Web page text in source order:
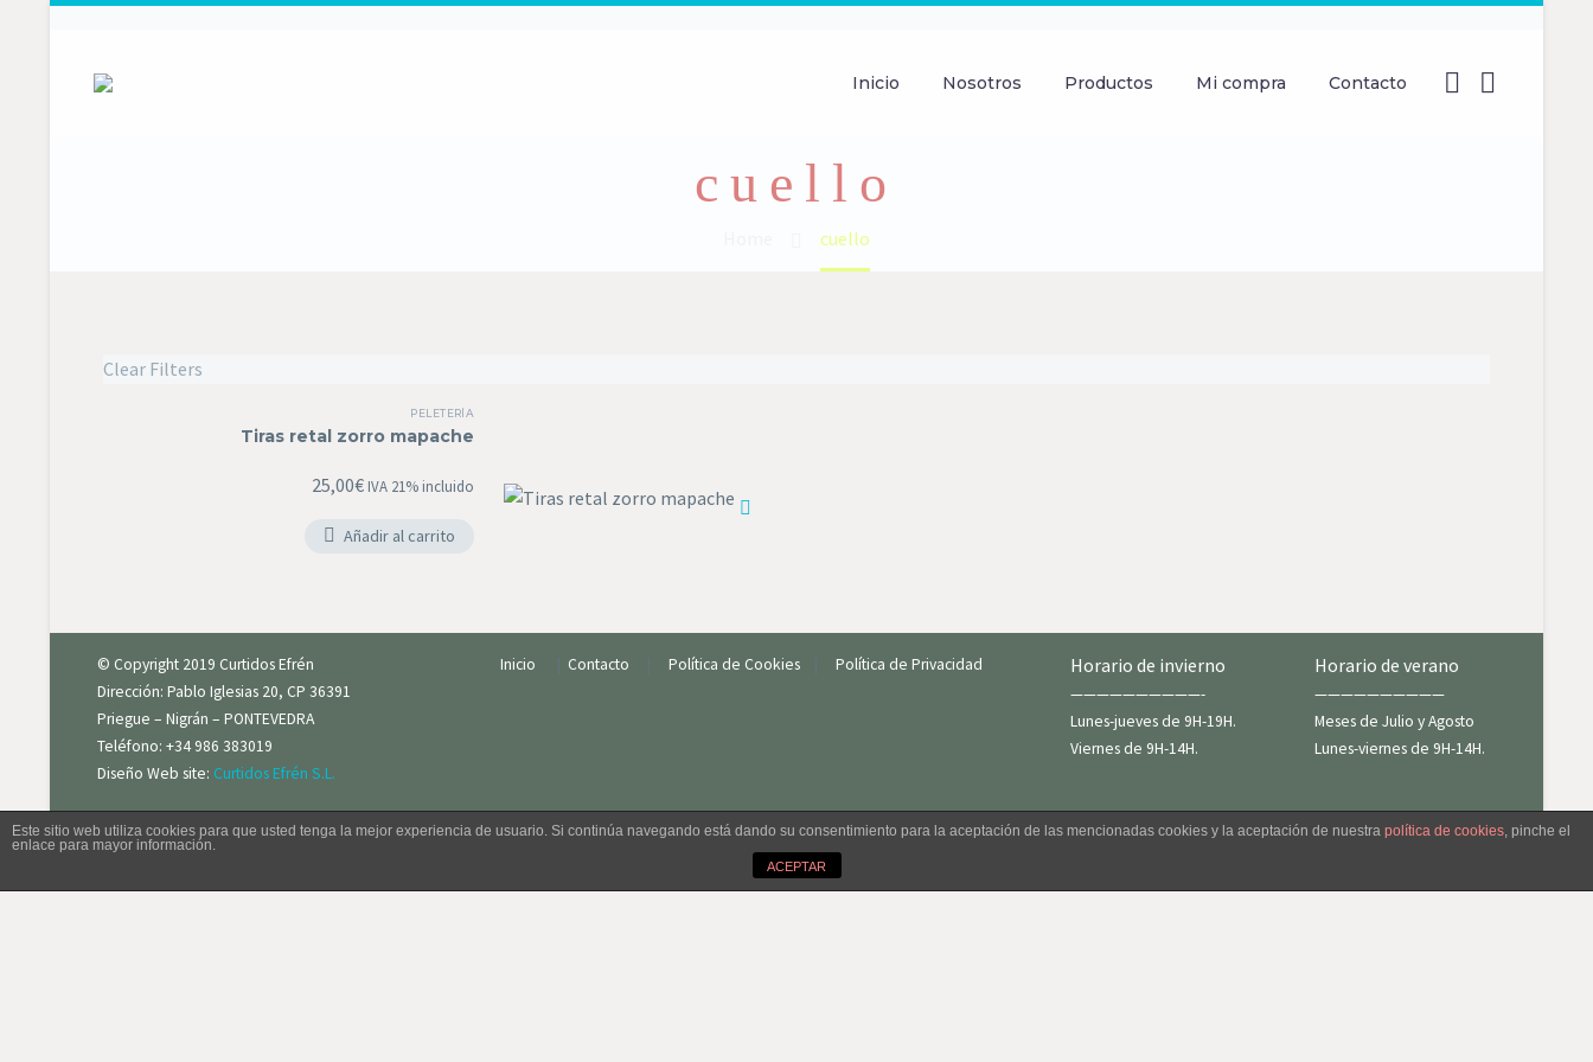
Inicio Nosotros Productos Mi compra Contacto
cuello
cuello
Clear Filters
Tiras
PELETERÍA
Tiras retal zorro mapache
25,00€ IVA 21% incluido
Añadir al carrito
© Copyright 2019 Curtidos Efrén
Dirección: Pablo Iglesias 20, CP 36391
Priegue – Nigrán – PONTEVEDRA
Teléfono: +34 986 383019
Diseño Web site: Curtidos Efrén S.L.
Inicio | Contacto | Política de Cookies | Política de Privacidad Horario de invierno
——————————-
Lunes-jueves de 9H-19H.
Viernes de 9H-14H.
Horario de verano
——————————
Meses de Julio y Agosto
Lunes-viernes de 9H-14H.
Este sitio web utiliza cookies para que usted tenga la mejor experiencia de usuario. Si continúa navegando está dando su consentimiento para la aceptación de las mencionadas cookies y la aceptación de nuestra política de cookies , pinche el
enlace para mayor información.
ACEPTAR